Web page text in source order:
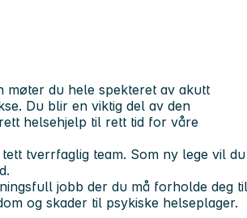
møter du hele spekteret av akutt
Du blir en viktig del av den
helsehjelp til rett tid for våre
tverrfaglig team. Som ny lege vil du
jobb der du må forholde deg til
og skader til psykiske helseplager.